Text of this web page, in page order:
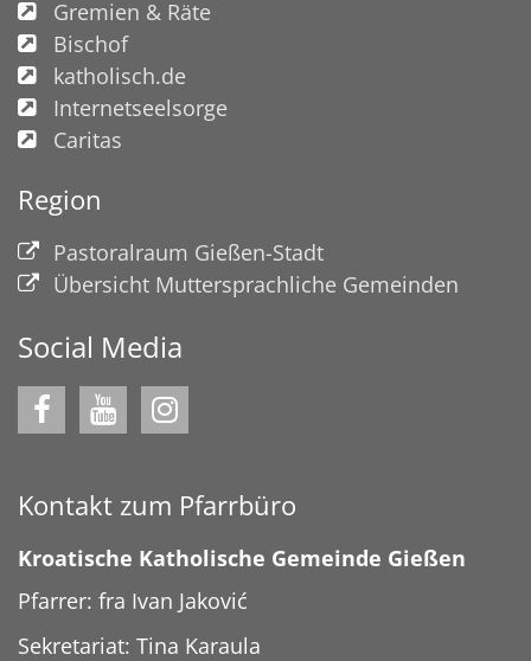
Gremien & Räte
Bischof
katholisch.de
Internetseelsorge
Caritas
Region
Pastoralraum Gießen-Stadt
Übersicht Muttersprachliche Gemeinden
Social Media
Kontakt zum Pfarrbüro
Kroatische Katholische Gemeinde Gießen
Pfarrer: fra Ivan Jaković
Sekretariat: Tina Karaula